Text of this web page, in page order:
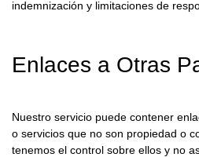
indemnización y limitaciones de
Enlaces a Otras
Nuestro servicio puede contener
o servicios que no son propiedad o
tenemos el control sobre ellos y no